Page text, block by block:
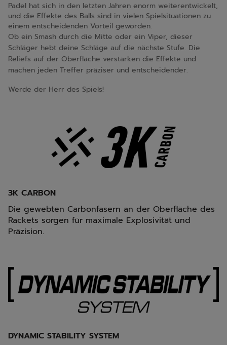
Padel hat sich in den letzten Jahren enorm weiterentwickelt,
und die Effekte des Balls sind in vielen Spielsituationen zu
einem entscheidenden Vorteil geworden.
Ob ein Smash durch die Mitte oder ein Viper, dieser
Schläger hebt deine Schläge auf die nächste Stufe. Die
Reliefs auf der Oberfläche verstärken die Effekte und
machen jeden Treffer präziser und entscheidender.
Werde der Herr des Spiels!
3K CARBON
Die gewebten Carbonfasern an der Oberfläche des
Rackets sorgen für maximale Explosivität und
Präzision.
DYNAMIC STABILITY SYSTEM